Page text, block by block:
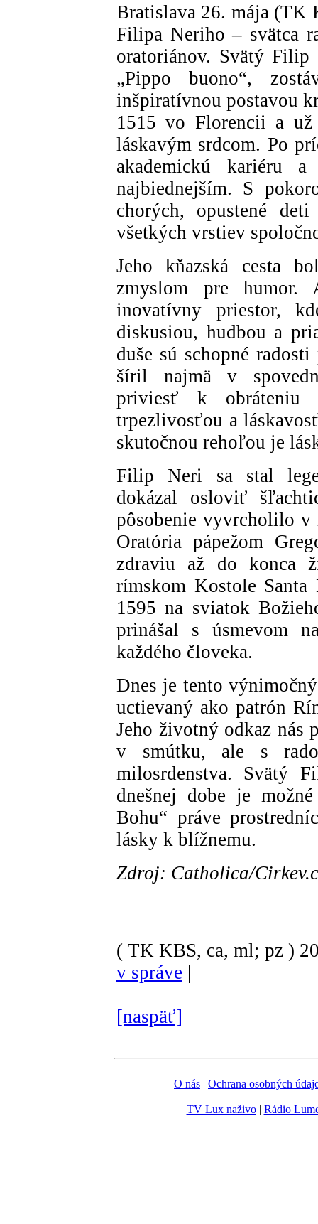
Bratislava 26. mája (TK
Filipa Neriho – svätca
oratoriánov. Svätý
„Pippo buono“,
inšpiratívnou postavou
1515 vo Florencii a
láskavým srdcom. Po
akademickú kariéru
najbiednejším. S
chorých, opustené
všetkých vrstiev
Jeho kňazská cesta
zmyslom pre humor.
inovatívny priestor,
diskusiou, hudbou a
duše sú schopné
šíril najmä v
priviesť k obráteniu
trpezlivosťou a
skutočnou rehoľou je
Filip Neri sa stal
dokázal osloviť
pôsobenie vyvrcholilo v
Oratória pápežom
zdraviu až do konca
rímskom Kostole
1595 na sviatok
prinášal s úsmevom
každého človeka.
Dnes je tento
uctievaný ako patrón
Jeho životný odkaz nás
v smútku, ale s
milosrdenstva. Svätý
dnešnej dobe je
Bohu“ práve
lásky k blížnemu.
Zdroj: Catholica/
( TK KBS, ca, ml; pz )
v správe |
[naspäť]
O nás | Ochrana osobných
TV Lux naživo| Rádio